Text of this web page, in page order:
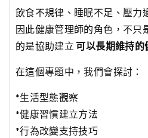
飲食不規律、睡眠不足、壓力
因此健康管理師的角色，不只
的是協助建立可以長期維持的
在這個專題中，我們會探討：
*生活型態觀察
*健康習慣建立方法
*行為改變支持技巧